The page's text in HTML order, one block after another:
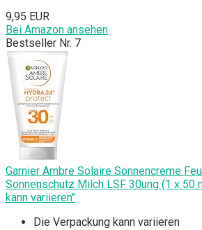
9,95 EUR
Bei Amazon ansehen
Bestseller Nr. 7
Garnier Ambre Solaire Sonnencreme
Sonnenschutz Milch LSF 30ung (1 x 50
kann variieren"
Die Verpackung kann variieren